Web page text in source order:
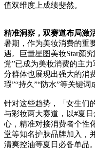
值双维度上成绩斐然。
精准洞察，双赛道布局激
暑期，作为美妆消费的重
遇。巨量星图美妆Star颜
党”已成为美妆消费的主力
分群体也展现出强大的消
瑕”“持久”“防水”等关键词
针对这些趋势，「女生们
与彩妆两大赛道，以#夏
心，精准对接消费者个性
堂等知名护肤品牌加入，
清爽控油等夏日必备单品